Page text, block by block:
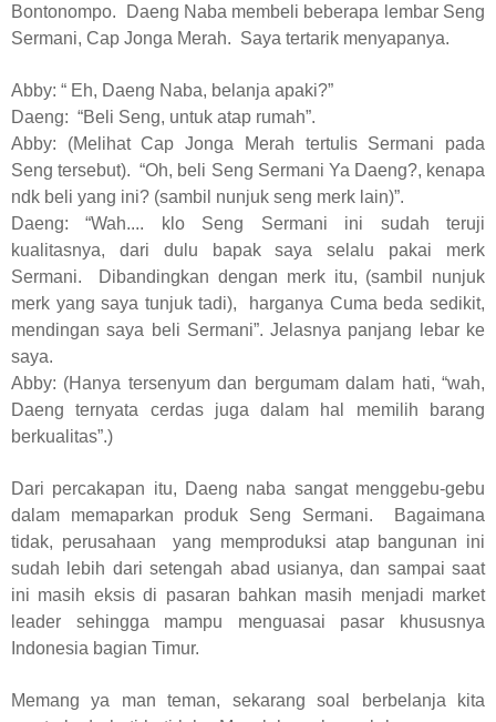
Bontonompo.
Daeng Naba membeli beberapa lembar Seng
Sermani, Cap Jonga Merah. Saya tertarik menyapanya.
Abby: “ Eh, Daeng Naba, belanja apaki?”
Daeng: “Beli Seng, untuk atap rumah”.
Abby: (Melihat Cap Jonga Merah tertulis Sermani pada
Seng tersebut). “Oh, beli Seng Sermani Ya Daeng?, kenapa
ndk beli yang ini? (sambil nunjuk seng merk lain)”.
Daeng: “Wah.... klo Seng Sermani ini sudah teruji
kualitasnya, dari dulu bapak saya selalu pakai merk
Sermani.
Dibandingkan dengan merk itu, (sambil nunjuk
merk yang saya tunjuk tadi),
harganya Cuma beda sedikit,
mendingan saya beli Sermani”. Jelasnya panjang lebar ke
saya.
Abby: (Hanya tersenyum dan bergumam dalam hati, “wah,
Daeng ternyata cerdas juga dalam hal memilih barang
berkualitas”.)
Dari percakapan itu, Daeng naba sangat menggebu-gebu
dalam memaparkan produk Seng Sermani.
Bagaimana
tidak, perusahaan
yang memproduksi atap bangunan ini
sudah lebih dari setengah abad usianya, dan sampai saat
ini masih eksis di pasaran bahkan masih menjadi market
leader sehingga mampu menguasai pasar khususnya
Indonesia bagian Timur.
Memang ya man teman, sekarang soal berbelanja kita